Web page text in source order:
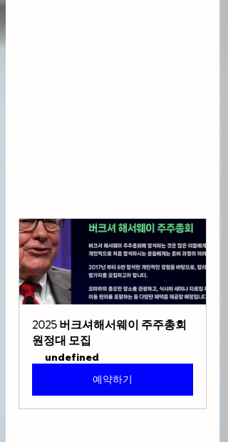
2025 버크셔해서웨이 주주총회
원정대 모집
undefined
예약하기